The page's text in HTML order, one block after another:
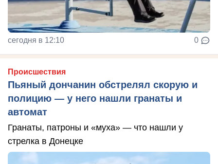
сегодня в 12:10 0
Происшествия
Пьяный дончанин обстрелял скорую и
полицию — у него нашли гранаты и
автомат
Гранаты, патроны и «муха» — что нашли у
стрелка в Донецке